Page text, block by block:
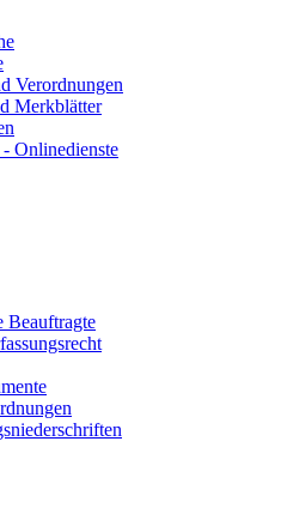
Verordnungen
Merkblätter
Onlinedienste
Beauftragte